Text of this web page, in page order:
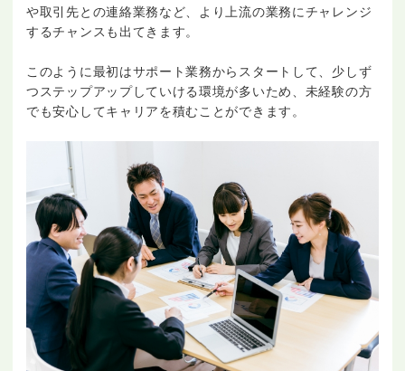
や取引先との連絡業務など、より上流の業務にチャレンジ
するチャンスも出てきます。
このように最初はサポート業務からスタートして、少しず
つステップアップしていける環境が多いため、未経験の方
でも安心してキャリアを積むことができます。